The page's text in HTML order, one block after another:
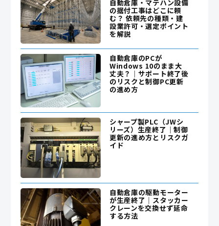
自動倉庫・マテハン設備
の据付工事はどこに頼
む？ 依頼先の種類・建
設業許可・選定ポイント
を解説
自動倉庫のPCが
Windows 10のまま大
丈夫？｜サポート終了後
のリスクと制御PC更新
の進め方
シャープ製PLC（JWシ
リーズ）生産終了｜制御
更新の進め方とリスクガ
イド
自動倉庫の駆動モーター
が生産終了｜スタッカー
クレーンを交換せず延命
する方法